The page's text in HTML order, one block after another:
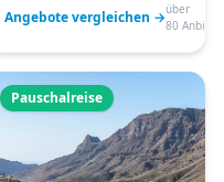
Angebote vergleichen →über
80
Pauschalreise